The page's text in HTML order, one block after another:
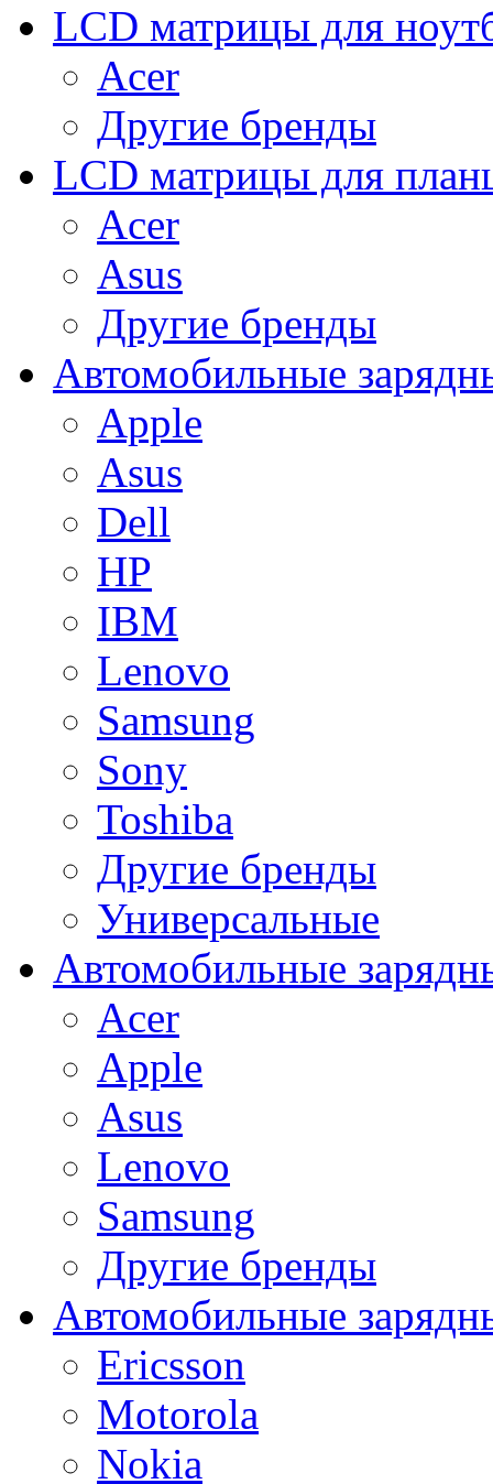
LCD матрицы для
Acer
Другие бренды
LCD матрицы для
Acer
Asus
Другие бренды
Автомобильные
Apple
Asus
Dell
HP
IBM
Lenovo
Samsung
Sony
Toshiba
Другие бренды
Универсальные
Автомобильные
Acer
Apple
Asus
Lenovo
Samsung
Другие бренды
Автомобильные
Ericsson
Motorola
Nokia